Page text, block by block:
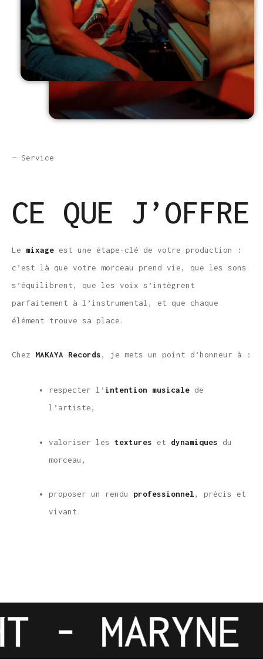
— Service
CE QUE J’OFFRE
Le mixage est une étape-clé de votre production :
c’est là que votre morceau prend vie, que les sons
s’équilibrent, que les voix s’intègrent
parfaitement à l’instrumental, et que chaque
élément trouve sa place.
Chez MAKAYA Records, je mets un point d’honneur à :
respecter l’ intention musicale de
l’artiste,
valoriser les textures et dynamiques du
morceau,
proposer un rendu professionnel, précis et
vivant.
-